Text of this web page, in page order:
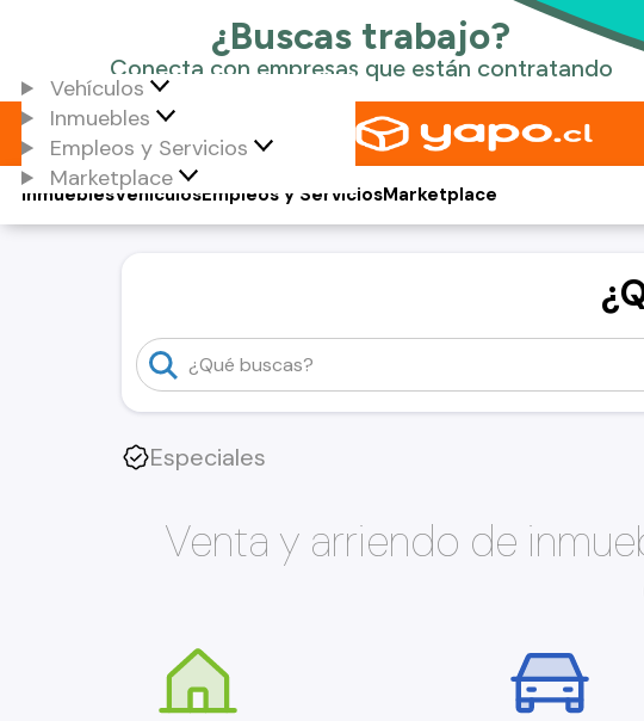
Vehículos
Inmuebles
Empleos y Servicios
Marketplace
Vehículos
Inmuebles Empleos y ServiciosMarketplace
Especiales
Venta y arriendo de